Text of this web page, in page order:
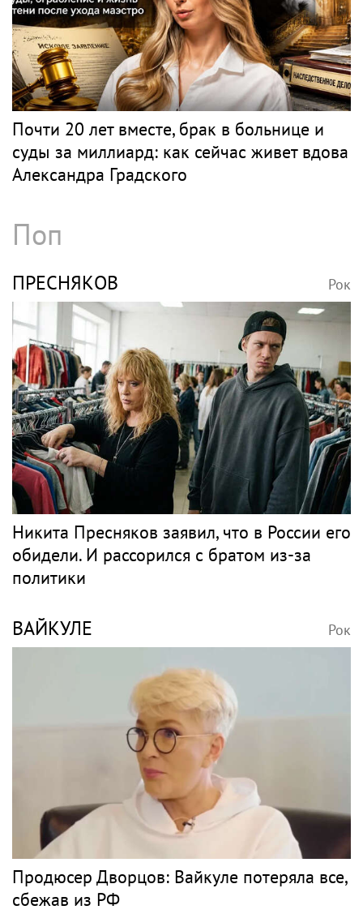
Рок
Весь рок
КИНЧЕВ Рок
фанаты Константина Кинчева
ГРАДСКИЙ Рок
Почти 20 лет вместе, брак в больнице и
суды за миллиард: как сейчас живет вдова
Александра Градского